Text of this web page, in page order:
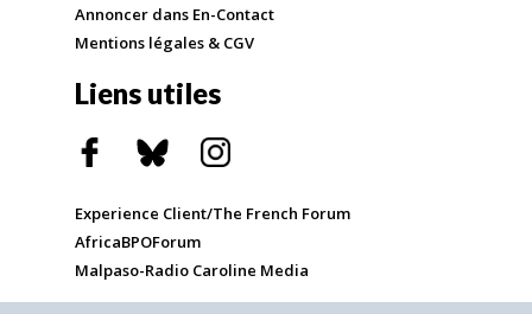
Annoncer dans En-Contact
Mentions légales & CGV
Liens utiles
Experience Client/The French Forum
AfricaBPOForum
Malpaso-Radio Caroline Media